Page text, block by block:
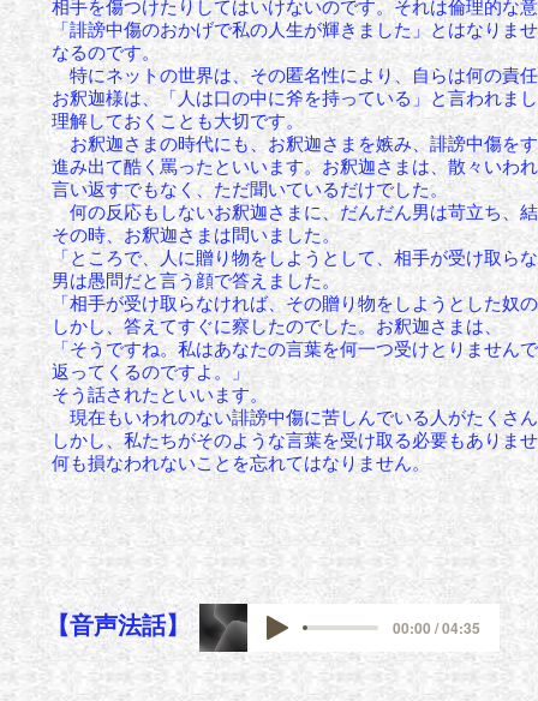
相手を傷つけたりしてはいけないのです。 それは倫理的な
「誹謗中傷のおかげで私の人生が輝きました」とはなりま
なるのです。
特にネットの世界は、その匿名性により、自らは何の責
お釈迦様は、「人は口の中に斧を持っている」と言われま
理解しておくことも大切です。
お釈迦さまの時代にも、お釈迦さまを嫉み、誹謗中傷を
進み出て酷く罵ったといいます。お釈迦さまは、散々いわ
言い返すでもなく、ただ聞いているだけでした。
何の反応もしないお釈迦さまに、だんだん男は苛立ち、
その時、お釈迦さまは問いました。
「ところで、人に贈り物をしようとして、相手が受け取ら
男は愚問だと言う顔で答えました。
「相手が受け取らなければ、その贈り物をしようとした奴
しかし、答えてすぐに察したのでした。 お釈迦さまは、
「そうですね。私はあなたの言葉を何一つ受けとりませ
返ってくるのですよ。」
そう話されたといいます。
現在もいわれのない誹謗中傷に苦しんでいる人がたくさ
しかし、私たちがそのような言葉を受け取る必要もありま
何も損なわれないことを忘れてはなりません。
【音声法話】 00:00 / 04:35